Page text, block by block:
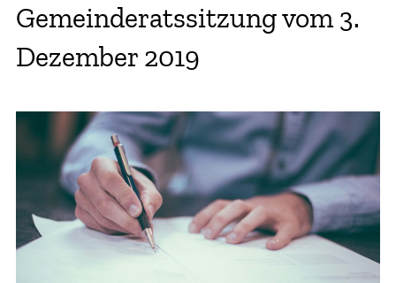
Gemeinderatssitzung vom 3.
Dezember 2019